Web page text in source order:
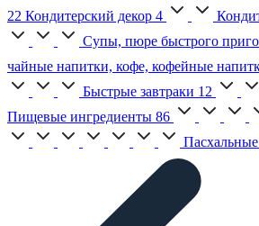
22 Кондитерский декор 4
Супы, пюре быстрого
чайные напитки, кофе, кофейные
Быстрые завтраки 12
Пищевые ингредиенты 86